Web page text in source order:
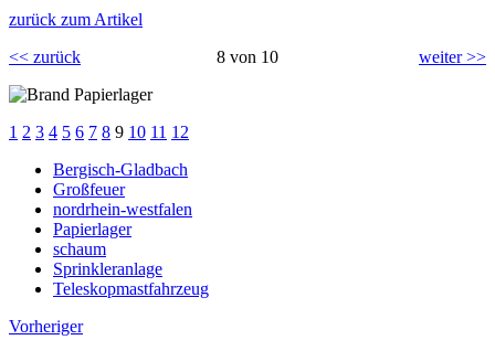
zurück zum Artikel
<< zurück
8 von 10 weiter >>
1 2 3 4 5 6 7 8 9 10 11 12
Bergisch-Gladbach
Großfeuer
nordrhein-westfalen
Papierlager
schaum
Sprinkleranlage
Teleskopmastfahrzeug
Vorheriger